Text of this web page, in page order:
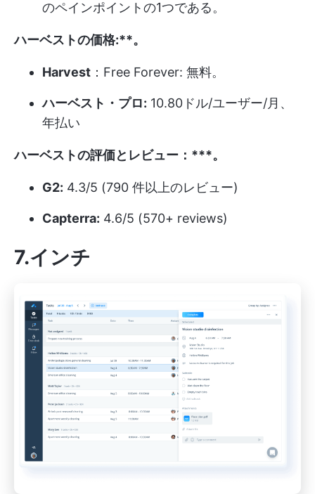
のペインポイントの1つである。
ハーベストの価格:**。
Harvest ：Free Forever: 無料。
ハーベスト・プロ: 10.80ドル/ユーザー/月、
年払い
ハーベストの評価とレビュー：***。
G2: 4.3/5 (790 件以上のレビュー)
Capterra: 4.6/5 (570+ reviews)
7.インチ